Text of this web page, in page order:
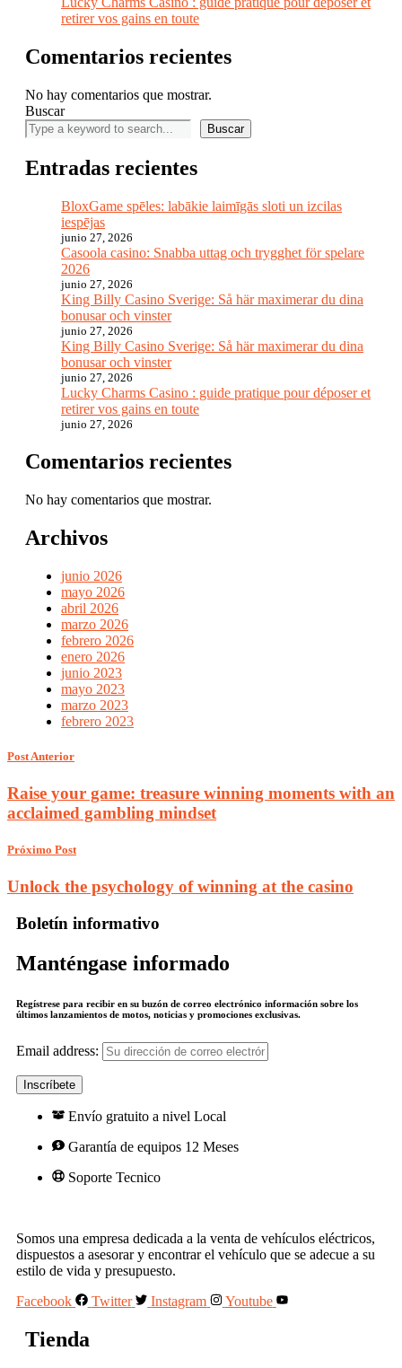
retirer vos gains en toute
Comentarios recientes
No hay comentarios que mostrar.
Buscar
Buscar
Entradas recientes
BloxGame spēles: labākie laimīgās sloti un izcilas
iespējas
junio 27, 2026
Casoola casino: Snabba uttag och trygghet för spelare
2026
junio 27, 2026
King Billy Casino Sverige: Så här maximerar du dina
bonusar och vinster
junio 27, 2026
King Billy Casino Sverige: Så här maximerar du dina
bonusar och vinster
junio 27, 2026
Lucky Charms Casino : guide pratique pour déposer et
retirer vos gains en toute
junio 27, 2026
Comentarios recientes
No hay comentarios que mostrar.
Archivos
junio 2026
mayo 2026
abril 2026
marzo 2026
febrero 2026
enero 2026
junio 2023
mayo 2023
marzo 2023
febrero 2023
Post Anterior
Raise your game: treasure winning moments with an
acclaimed gambling mindset
Próximo Post
Unlock the psychology of winning at the casino
Boletín informativo
Manténgase informado
Regístrese para recibir en su buzón de correo electrónico información sobre los
últimos lanzamientos de motos, noticias y promociones exclusivas.
Email address:
Envío gratuito a nivel Local
Garantía de equipos 12 Meses
Soporte Tecnico
Somos una empresa dedicada a la venta de vehículos eléctricos,
dispuestos a asesorar y encontrar el vehículo que se adecue a su
estilo de vida y presupuesto.
Facebook
Twitter Instagram Youtube
Tienda